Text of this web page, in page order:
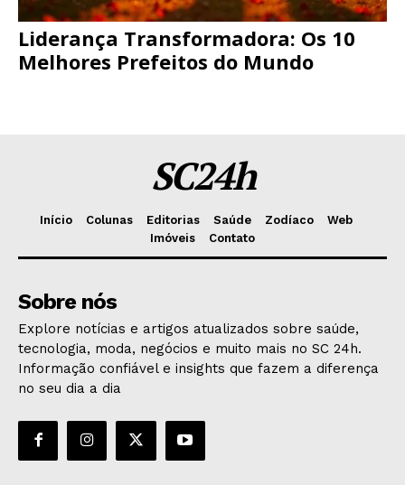
Liderança Transformadora: Os 10
Melhores Prefeitos do Mundo
SC24h
Início Colunas Editorias Saúde Zodíaco
Web
Imóveis
Contato
Sobre nós
Explore notícias e artigos atualizados sobre saúde,
tecnologia, moda, negócios e muito mais no SC 24h.
Informação confiável e insights que fazem a diferença
no seu dia a dia